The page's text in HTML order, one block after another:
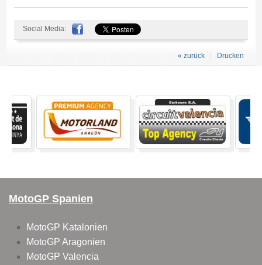
Social Media:
Drucken
« zurück
MotoGP Spanien
MotoGP Katalonien
MotoGP Aragonien
MotoGP Valencia